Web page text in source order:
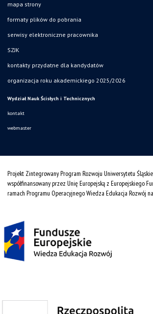
mapa strony
formaty plików do pobrania
serwisy elektroniczne pracownika
SZJK
kontakty przydatne dla kandydatów
organizacja roku akademickiego 2025/2026
Wydział Nauk Ścisłych i Technicznych
kontakt
webmaster
Projekt Zintegrowany Program Rozwoju Uniwersytetu
współfinansowany przez Unię Europejską z Europejskiego
ramach Programu Operacyjnego Wiedza Edukacja Rozwój